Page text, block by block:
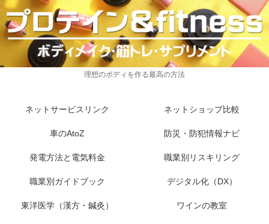
理想のボディを作る最高の方法
ネットサービスリンク ネットショップ比較
車のAtoZ 防災・防犯情報ナビ
発電方法と電気料金 職業別リスキリング
職業別ガイドブック デジタル化（DX）
東洋医学（漢方・鍼灸） ワインの教室